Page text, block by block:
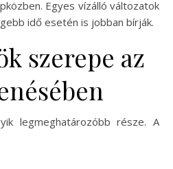
Egyes vízálló változatok
idő esetén is jobban bírják.
szerepe az
legmeghatározóbb része. A